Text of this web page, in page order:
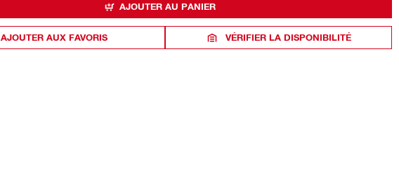
AJOUTER AU PANIER
AJOUTER AUX FAVORIS VÉRIFIER LA DISPONIBILITÉ